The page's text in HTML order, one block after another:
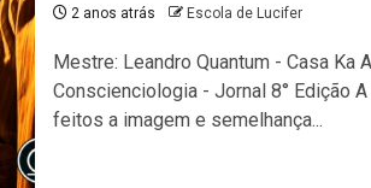
2 anos atrás Escola de Lucifer
Mestre: Leandro Quantum - Casa Ka
Conscienciologia - Jornal 8° Edição
feitos a imagem e semelhança...